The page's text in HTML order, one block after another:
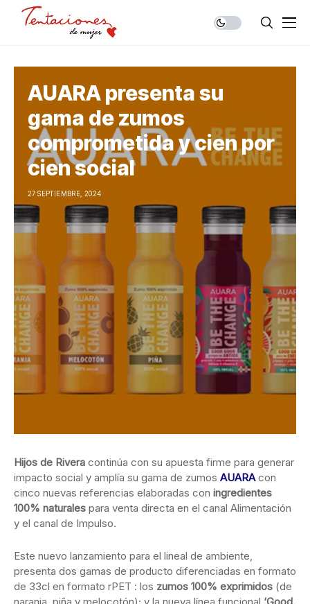
AUARA presenta su
gama de zumos
comprometida y cien por
cien social
27 SEPTIEMBRE, 2024
Hijos de Rivera continúa con su apuesta firme para generar
impacto social y amplía su gama de zumos AUARAcon
cinco nuevas referencias elaboradas con ingredientes
100% naturales para venta directa en el canal Alimentación
y el canal de Impulso.
Este nuevo lanzamiento para el lineal de ambiente,
presenta dos gamas de producto diferenciadas en formato
de 33cl en formato rPET : los zumos 100% exprimidos (de